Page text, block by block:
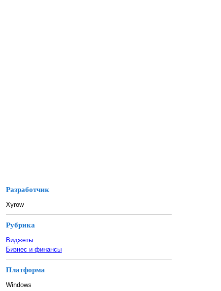
Разработчик
Xyrow
Рубрика
Виджеты
Бизнес и финансы
Платформа
Windows